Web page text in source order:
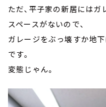
ただ、平子家の新居には
スペースがないので、
ガレージをぶっ壊すか地
です。
変態じゃん。